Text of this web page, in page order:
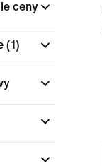
ceny
(1)